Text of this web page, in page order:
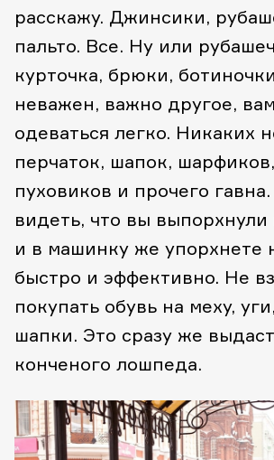
расскажу. Джинсики,
пальто. Все. Ну или
курточка, брюки,
неважен, важно другое,
одеваться легко. Никаких
перчаток, шапок,
пуховиков и прочего
видеть, что вы
и в машинку же упорхнете
быстро и эффективно. Не
покупать обувь на меху,
шапки. Это сразу же
конченого лошпеда.